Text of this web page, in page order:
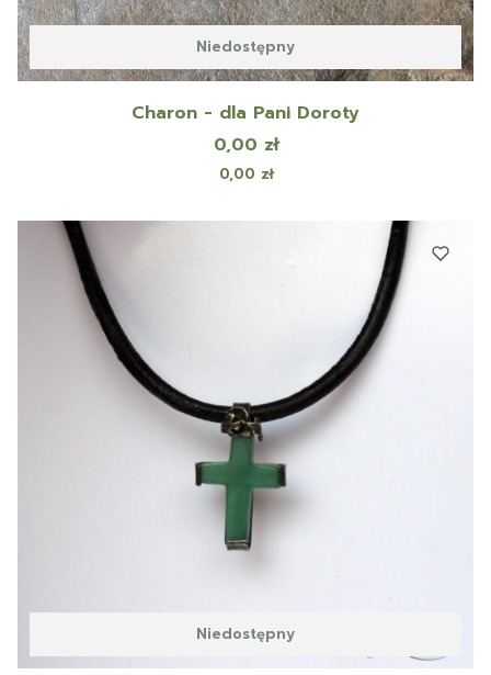
Niedostępny
Charon - dla Pani Doroty
Cena
0,00 zł
Cena
0,00 zł
Niedostępny